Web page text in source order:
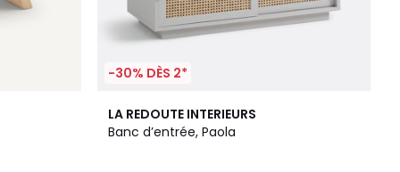
-30% DÈS 2*
LA REDOUTE INTERIEURS
Banc d’entrée, Paola